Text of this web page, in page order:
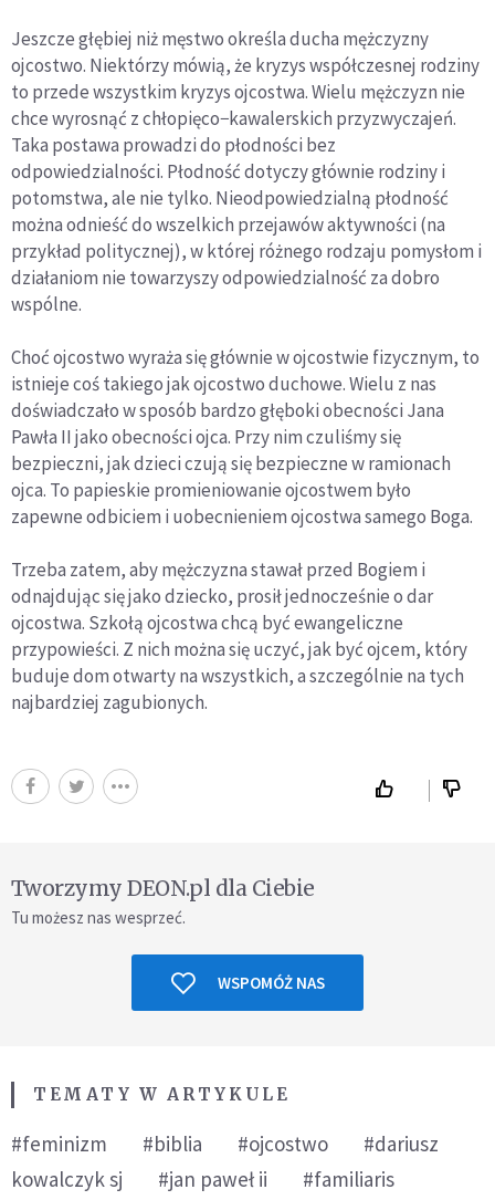
Jeszcze głębiej niż męstwo określa ducha mężczyzny
ojcostwo. Niektórzy mówią, że kryzys współczesnej rodziny
to przede wszystkim kryzys ojcostwa. Wielu mężczyzn nie
chce wyrosnąć z chłopięco−kawalerskich przyzwyczajeń.
Taka postawa prowadzi do płodności bez
odpowiedzialności. Płodność dotyczy głównie rodziny i
potomstwa, ale nie tylko. Nieodpowiedzialną płodność
można odnieść do wszelkich przejawów aktywności (na
przykład politycznej), w której różnego rodzaju pomysłom i
działaniom nie towarzyszy odpowiedzialność za dobro
wspólne.
Choć ojcostwo wyraża się głównie w ojcostwie fizycznym, to
istnieje coś takiego jak ojcostwo duchowe. Wielu z nas
doświadczało w sposób bardzo głęboki obecności Jana
Pawła II jako obecności ojca. Przy nim czuliśmy się
bezpieczni, jak dzieci czują się bezpieczne w ramionach
ojca. To papieskie promieniowanie ojcostwem było
zapewne odbiciem i uobecnieniem ojcostwa samego Boga.
Trzeba zatem, aby mężczyzna stawał przed Bogiem i
odnajdując się jako dziecko, prosił jednocześnie o dar
ojcostwa. Szkołą ojcostwa chcą być ewangeliczne
przypowieści. Z nich można się uczyć, jak być ojcem, który
buduje dom otwarty na wszystkich, a szczególnie na tych
najbardziej zagubionych.
Tworzymy DEON.pl dla Ciebie
Tu możesz nas wesprzeć.
WSPOMÓŻ NAS
TEMATY W ARTYKULE
#feminizm #biblia #ojcostwo
#dariusz
kowalczyk sj
#jan paweł ii
#familiaris